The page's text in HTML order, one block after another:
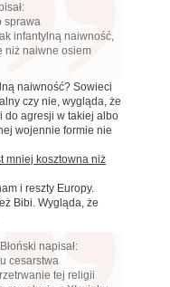
sprawa
infantylną naiwność,
niż naiwne osiem
naiwność? Sowieci
czy nie, wygląda, że
do agresji w takiej albo
wojennie formie nie
mniej kosztowna niż
i reszty Europy.
Bibi. Wygląda, że
napisał:
cesarstwa
tej religii